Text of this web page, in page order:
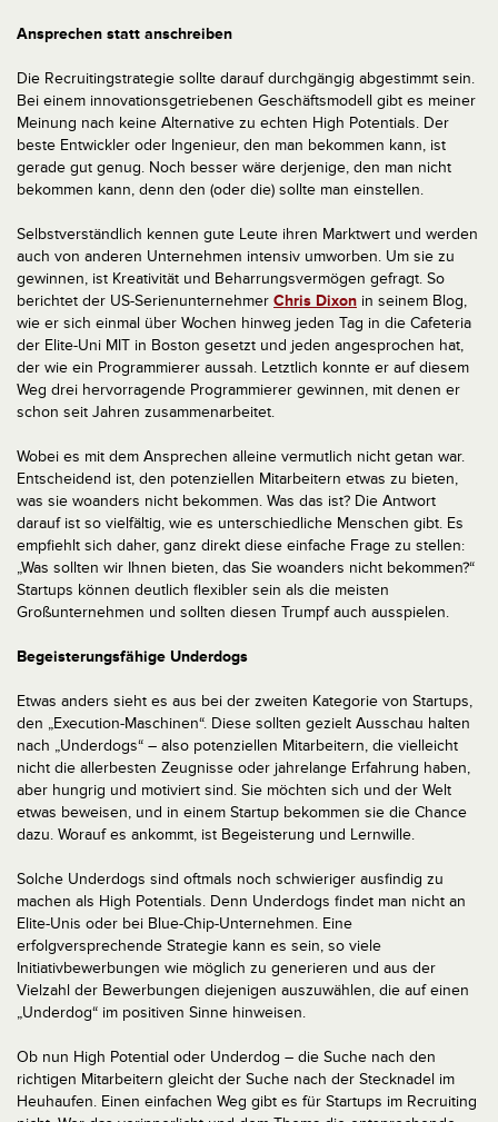
Ansprechen statt anschreiben
Die Recruitingstrategie sollte darauf durchgängig abgestimmt sein.
Bei einem innovationsgetriebenen Geschäftsmodell gibt es meiner
Meinung nach keine Alternative zu echten High Potentials. Der
beste Entwickler oder Ingenieur, den man bekommen kann, ist
gerade gut genug. Noch besser wäre derjenige, den man nicht
bekommen kann, denn den (oder die) sollte man einstellen.
Selbstverständlich kennen gute Leute ihren Marktwert und werden
auch von anderen Unternehmen intensiv umworben. Um sie zu
gewinnen, ist Kreativität und Beharrungsvermögen gefragt. So
berichtet der US-Serienunternehmer Chris Dixon in seinem Blog,
wie er sich einmal über Wochen hinweg jeden Tag in die Cafeteria
der Elite-Uni MIT in Boston gesetzt und jeden angesprochen hat,
der wie ein Programmierer aussah. Letztlich konnte er auf diesem
Weg drei hervorragende Programmierer gewinnen, mit denen er
schon seit Jahren zusammenarbeitet.
Wobei es mit dem Ansprechen alleine vermutlich nicht getan war.
Entscheidend ist, den potenziellen Mitarbeitern etwas zu bieten,
was sie woanders nicht bekommen. Was das ist? Die Antwort
darauf ist so vielfältig, wie es unterschiedliche Menschen gibt. Es
empfiehlt sich daher, ganz direkt diese einfache Frage zu stellen:
„Was sollten wir Ihnen bieten, das Sie woanders nicht bekommen?“
Startups können deutlich flexibler sein als die meisten
Großunternehmen und sollten diesen Trumpf auch ausspielen.
Begeisterungsfähige Underdogs
Etwas anders sieht es aus bei der zweiten Kategorie von Startups,
den „Execution-Maschinen“. Diese sollten gezielt Ausschau halten
nach „Underdogs“ – also potenziellen Mitarbeitern, die vielleicht
nicht die allerbesten Zeugnisse oder jahrelange Erfahrung haben,
aber hungrig und motiviert sind. Sie möchten sich und der Welt
etwas beweisen, und in einem Startup bekommen sie die Chance
dazu. Worauf es ankommt, ist Begeisterung und Lernwille.
Solche Underdogs sind oftmals noch schwieriger ausfindig zu
machen als High Potentials. Denn Underdogs findet man nicht an
Elite-Unis oder bei Blue-Chip-Unternehmen. Eine
erfolgversprechende Strategie kann es sein, so viele
Initiativbewerbungen wie möglich zu generieren und aus der
Vielzahl der Bewerbungen diejenigen auszuwählen, die auf einen
„Underdog“ im positiven Sinne hinweisen.
Ob nun High Potential oder Underdog – die Suche nach den
richtigen Mitarbeitern gleicht der Suche nach der Stecknadel im
Heuhaufen. Einen einfachen Weg gibt es für Startups im Recruiting